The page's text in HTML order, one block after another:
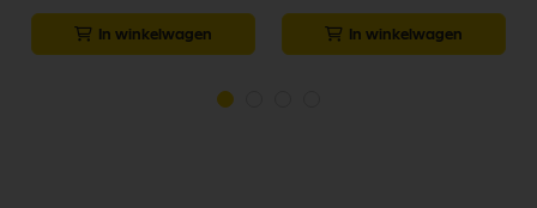
In winkelwagen In winkelwagen